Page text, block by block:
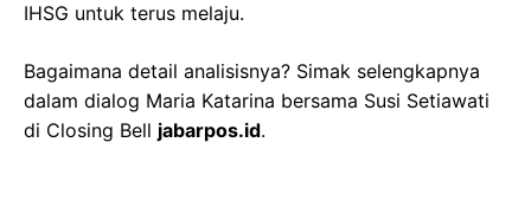
IHSG untuk terus melaju.
Bagaimana detail analisisnya? Simak selengkapnya
dalam dialog Maria Katarina bersama Susi Setiawati
di Closing Bell jabarpos.id.